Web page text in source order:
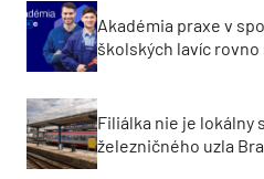
Akadémia praxe v
školských lavíc
Filiálka nie je lokálny
železničného uzla